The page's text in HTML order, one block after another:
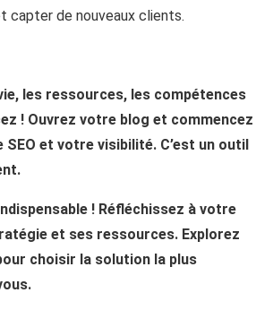
capter de nouveaux clients.
les ressources, les compétences
! Ouvrez votre blog et commencez
et votre visibilité. C’est un outil
! Réfléchissez à votre
et ses ressources. Explorez
choisir la solution la plus